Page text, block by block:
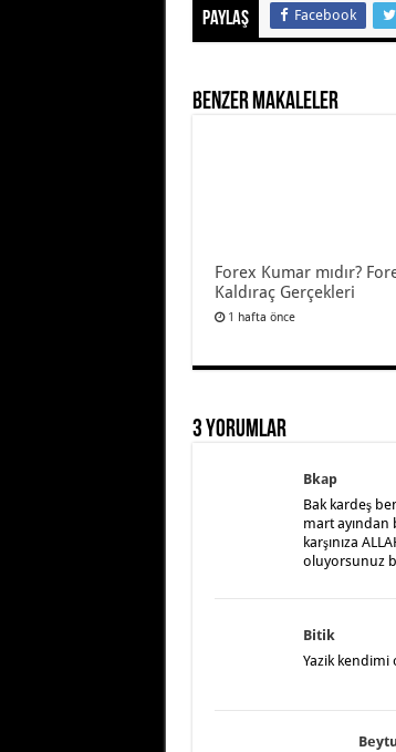
Paylaş Facebook
Benzer Makaleler
Forex Kumar mıdır?
Kaldıraç Gerçekleri
1 hafta önce
3 Yorumlar
Bkap
Bak kardeş
mart ayından
karşınıza
oluyorsunuz
Bitik
Yazik kendimi